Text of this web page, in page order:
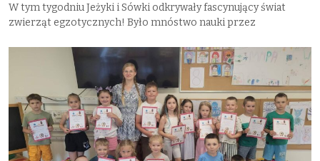
W tym tygodniu Jeżyki i Sówki odkrywały fascynujący świat
zwierząt egzotycznych! Było mnóstwo nauki przez